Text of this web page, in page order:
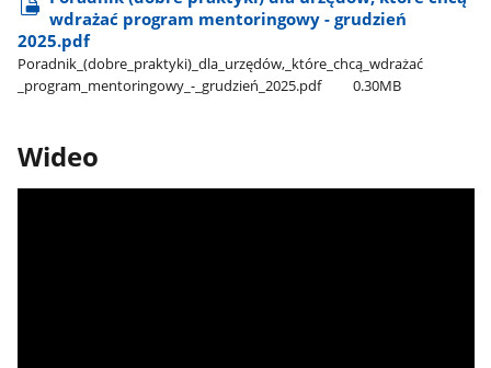
wdrażać program mentoringowy - grudzień
2025.pdf
Poradnik​_(dobre​_praktyki)​_dla​_urzędów,​_które​_chcą​_wdrażać​
_program​_mentoringowy​_-​_grudzień​_2025.pdf
0.30MB
Wideo